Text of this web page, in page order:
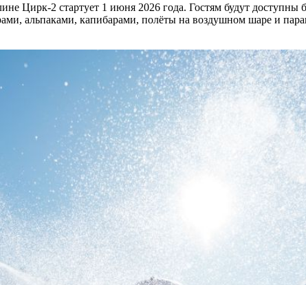
Цирк-2 стартует 1 июня 2026 года. Гостям будут доступны
альпаками, капибарами, полёты на воздушном шаре и